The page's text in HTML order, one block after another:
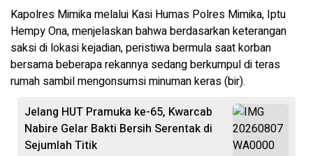
Kapolres Mimika melalui Kasi Humas Polres Mimika, Iptu
Hempy Ona, menjelaskan bahwa berdasarkan keterangan
saksi di lokasi kejadian, peristiwa bermula saat korban
bersama beberapa rekannya sedang berkumpul di teras
rumah sambil mengonsumsi minuman keras (bir).
Jelang HUT Pramuka ke-65, Kwarcab
Nabire Gelar Bakti Bersih Serentak di
Sejumlah Titik